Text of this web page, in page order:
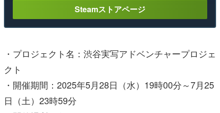
Steamストアページ
・プロジェクト名：渋谷実写アドベンチャープロジェ
クト
・開催期間：2025年5月28日（水）19時00分～7月25
日（土）23時59分